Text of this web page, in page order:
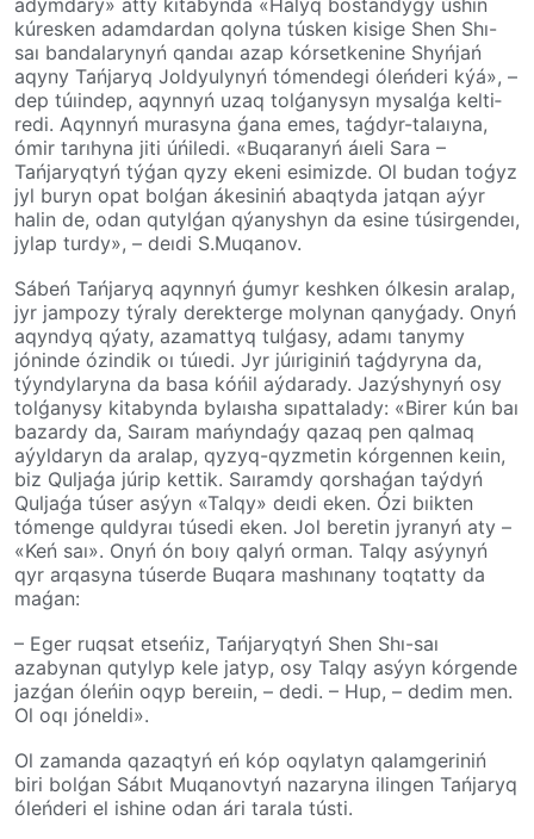
kúres­ken adamdardan qolyna túsken kisige Shen­ Shı-
saı bandalarynyń qandaı azap kór­set­kenine Shyńjań
aqyny Tańjaryq Jol­dy­ulynyń tómendegi óleńderi kýá», –
dep túıin­dep, aqyn­nyń uzaq tolǵanysyn mysalǵa kel­ti­
redi. Aqyn­nyń murasyna ǵana emes, taǵ­dyr-talaıy­na,
ómir tarıhy­na­ jiti úńiledi. «Bu­qa­ra­nyń áıeli Sara –
Tańjaryqtyń týǵan qyzy ekeni esi­mizde. Ol budan toǵyz
jyl buryn opat bol­ǵan­ áke­siniń abaqtyda jatqan aýyr
halin de, odan qutylǵan qýa­ny­shyn da esine túsirgendeı,
jylap tur­dy», – deıdi S.Muqanov.
Sábeń Tańjaryq aqynnyń ǵumyr keshken ólkesin aralap,
jyr jam­po­zy týraly derekterge molynan qany­ǵady. Onyń
aqyndyq qýaty, azamat­tyq­ tulǵasy, adamı tanymy
jónin­de ózindik oı túıedi. Jyr júıriginiń taǵ­dy­ry­na da,
týyndylaryna da basa kóńil aýda­ra­dy. Jazýshynyń osy
tolǵanysy kita­byn­da bylaısha sıpat­talady: «Birer kún baı
bazar­dy­ da,­ Saıram mańyndaǵy qazaq pen qal­­maq
aýyldaryn da aralap, qyzyq-qyzmetin kór­­gen­nen keıin,
biz Quljaǵa júrip kettik. Saı­ram­dy qor­sha­­ǵan taýdyń
Quljaǵa túser asýyn­ «Talqy» deıdi eken. Ózi bıikten
tómen­ge quldyraı túsedi eken. Jol bere­tin jyra­nyń aty –
«Keń saı». Onyń ón boıy qalyń orman. Talqy asýynyń
qyr arqasyna túser­de Buqa­ra­ mashınany toqtatty da
maǵan:
– Eger ruqsat etseńiz, Tań­ja­ryq­tyń Shen Shı-saı
azabynan quty­lyp kele jatyp, osy Talqy asýyn kórgende
jazǵan óleńin oqyp bereıin, – dedi. – Hup, – dedim men.
Ol oqı jónel­di».
Ol zamanda qazaqtyń eń kóp oqy­la­tyn qalamgeriniń
biri bolǵan Sábıt Muqanovtyń nazaryna ilingen Tań­ja­ryq
óleńderi el ishine odan ári tarala tústi.